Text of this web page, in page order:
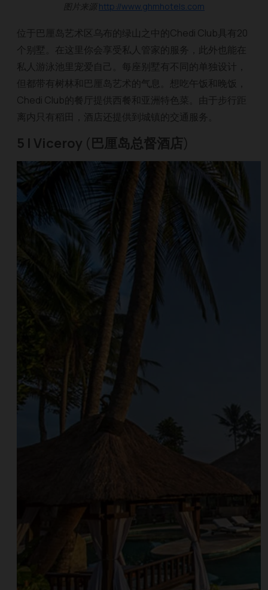
图片来源 http://www.ghmhotels.com
位于巴厘岛艺术区乌布的绿山之中的Chedi Club具有20
个别墅。在这里你会享受私人管家的服务，此外也能在
私人游泳池里宠爱自己。每座别墅有不同的单独设计，
但都带有树林和巴厘岛艺术的气息。想吃午饭和晚饭，
Chedi Club的餐厅提供西餐和亚洲特色菜。由于步行距
离内只有稻田，酒店还提供到城镇的交通服务。
5 | Viceroy (巴厘岛总督酒店)